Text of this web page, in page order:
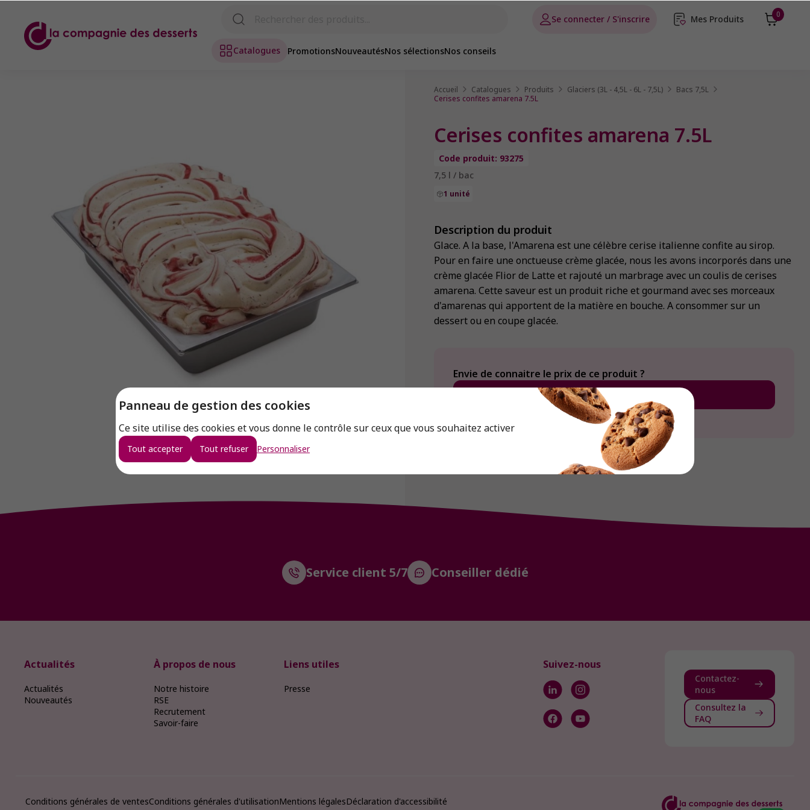
Panneau de gestion des cookies
Ce site utilise des cookies et vous donne le contrôle sur ceux que vous souhaitez activer
Tout accepter Tout refuser Personnaliser
Se connecter / S'inscrire 0
Mes Produits
Catalogues PromotionsNouveautésNos sélectionsNos conseils
Accueil Catalogues Produits Glaciers (3L - 4,5L - 6L - 7,5L)
Bacs 7,5L
Cerises confites amarena 7.5L
Cerises confites amarena 7.5L
Code produit: 93275
7,5 l / bac
1 unité
Description du produit
Glace. A la base, l'Amarena est une célèbre cerise italienne confite au sirop.
Pour en faire une onctueuse crème glacée, nous les avons incorporés dans une
crème glacée Flior de Latte et rajouté un marbrage avec un coulis de cerises
amarena. Cette saveur est un produit riche et gourmand avec ses morceaux
d'amarenas qui apportent de la matière en bouche. A consommer sur un
dessert ou en coupe glacée.
Envie de connaitre le prix de ce produit ?
Connexion
Créer un compte
Service client 5/7 Conseiller dédié
Actualités
Actualités
Nouveautés
À propos de nous
Notre histoire
RSE
Recrutement
Savoir-faire
Liens utiles
Presse
Suivez-nous
Contactez-
nous
Consultez la
FAQ
Conditions générales de ventesConditions générales d'utilisationMentions légalesDéclaration d'accessibilité